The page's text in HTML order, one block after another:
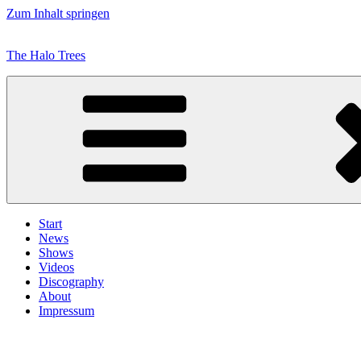
Zum Inhalt springen
The Halo Trees
Start
News
Shows
Videos
Discography
About
Impressum